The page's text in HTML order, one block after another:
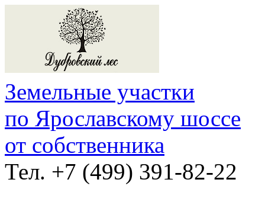
Земельные участки
по Ярославскому шоссе
от собственника
Тел. +7 (499) 391-82-22